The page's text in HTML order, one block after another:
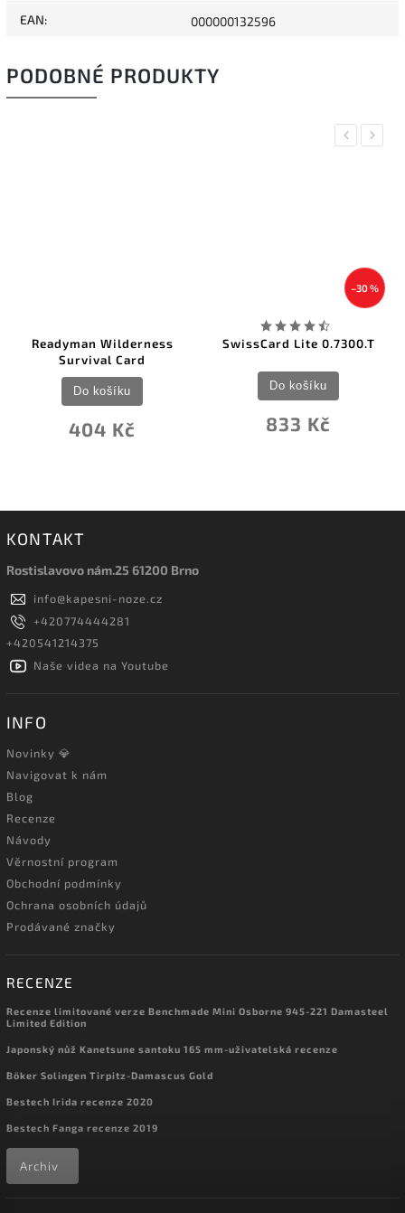
EAN: 000000132596
PODOBNÉ PRODUKTY
Previous
Readyman Wilderness
Survival Card
404 Kč
Do košíku
–30 %
SwissCard Lite 0.7300.T
833 Kč
Do košíku
Next
KONTAKT
Rostislavovo nám.25 61200 Brno
info@kapesni-noze.cz
+420774444281
+420541214375
Naše videa na Youtube
INFO
Novinky 💎
Navigovat k nám
Blog
Recenze
Návody
Věrnostní program
Obchodní podmínky
Ochrana osobních údajů
Prodávané značky
RECENZE
Recenze limitované verze Benchmade Mini Osborne 945-221 Damasteel
Limited Edition
Japonský nůž Kanetsune santoku 165 mm-uživatelská recenze
Böker Solingen Tirpitz-Damascus Gold
Bestech Irida recenze 2020
Bestech Fanga recenze 2019
Archiv